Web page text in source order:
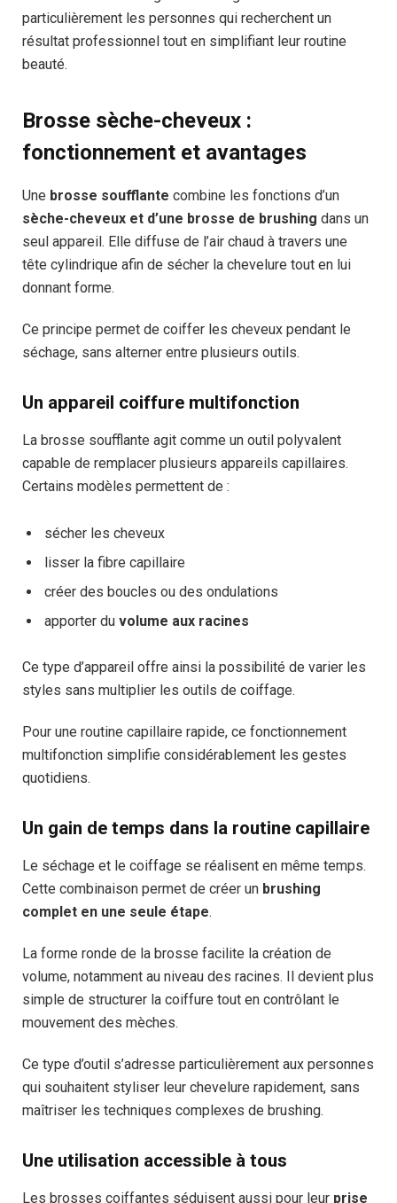
particulièrement les personnes qui recherchent un
résultat professionnel tout en simplifiant leur routine
beauté.
Brosse sèche-cheveux :
fonctionnement et avantages
Une brosse soufflante combine les fonctions d’un
sèche-cheveux et d’une brosse de brushing dans un
seul appareil. Elle diffuse de l’air chaud à travers une
tête cylindrique afin de sécher la chevelure tout en lui
donnant forme.
Ce principe permet de coiffer les cheveux pendant le
séchage, sans alterner entre plusieurs outils.
Un appareil coiffure multifonction
La brosse soufflante agit comme un outil polyvalent
capable de remplacer plusieurs appareils capillaires.
Certains modèles permettent de :
sécher les cheveux
lisser la fibre capillaire
créer des boucles ou des ondulations
apporter du volume aux racines
Ce type d’appareil offre ainsi la possibilité de varier les
styles sans multiplier les outils de coiffage.
Pour une routine capillaire rapide, ce fonctionnement
multifonction simplifie considérablement les gestes
quotidiens.
Un gain de temps dans la routine capillaire
Le séchage et le coiffage se réalisent en même temps.
Cette combinaison permet de créer un brushing
complet en une seule étape.
La forme ronde de la brosse facilite la création de
volume, notamment au niveau des racines. Il devient plus
simple de structurer la coiffure tout en contrôlant le
mouvement des mèches.
Ce type d’outil s’adresse particulièrement aux personnes
qui souhaitent styliser leur chevelure rapidement, sans
maîtriser les techniques complexes de brushing.
Une utilisation accessible à tous
Les brosses coiffantes séduisent aussi pour leur prise